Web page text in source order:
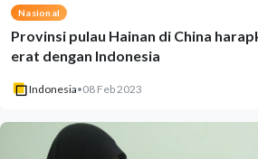
Nasional
Provinsi pulau Hainan di China
erat dengan Indonesia
Indonesia•08 Feb 2023